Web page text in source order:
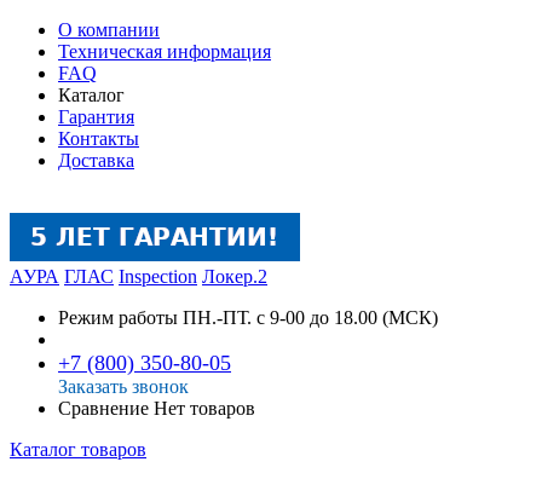
О компании
Техническая информация
FAQ
Каталог
Гарантия
Контакты
Доставка
АУРА ГЛАС Inspection Локер.2
Режим работы ПН.-ПТ. с 9-00 до 18.00 (МСК)
+7 (800) 350-80-05
Заказать звонок
Сравнение Нет товаров
Каталог товаров